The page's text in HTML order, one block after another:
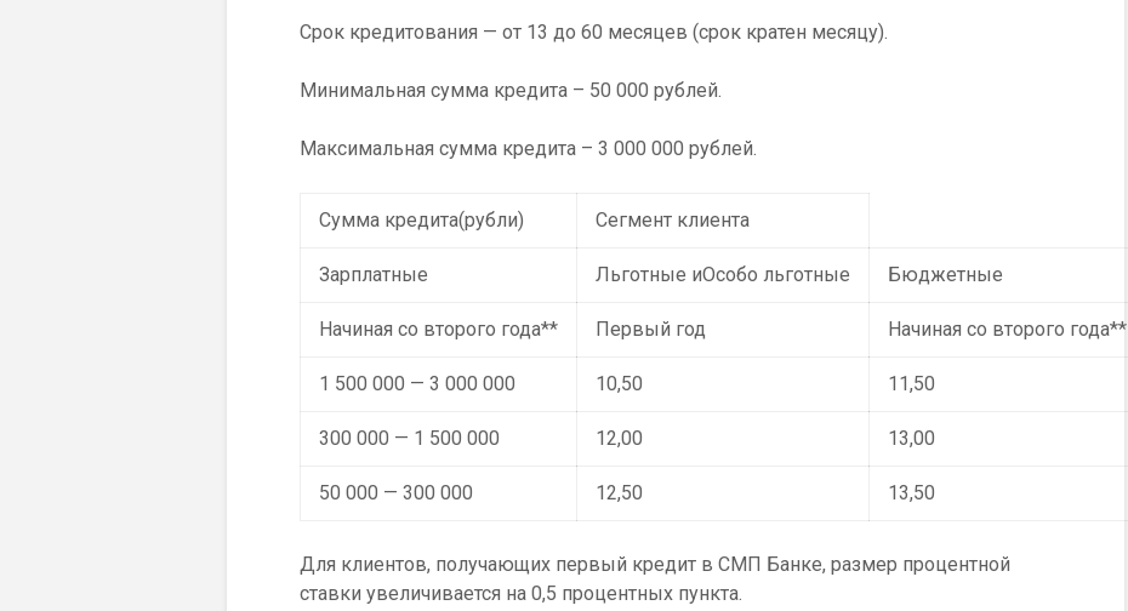
Срок кредитования — от 13 до 60 месяцев (срок кратен месяцу).
Минимальная сумма кредита – 50 000 рублей.
Максимальная сумма кредита – 3 000 000 рублей.
Сумма кредита(рубли) Сегмент клиента
Зарплатные Льготные иОсобо льготные Бюджетные
Начиная со второго года** Первый год Начиная со второго года**
1 500 000 — 3 000 000 10,50 11,50
300 000 — 1 500 000 12,00 13,00
50 000 — 300 000 12,50 13,50
Для клиентов, получающих первый кредит в СМП Банке, размер процентной
ставки увеличивается на 0,5 процентных пункта.